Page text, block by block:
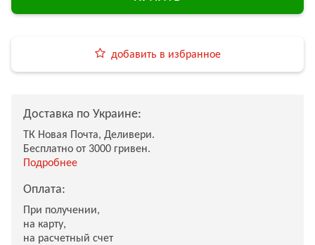
добавить в избранное
Доставка по Украине:
ТК Новая Почта, Деливери.
Бесплатно от 3000 гривен.
Подробнее
Оплата:
При получении,
на карту,
на расчетный счет